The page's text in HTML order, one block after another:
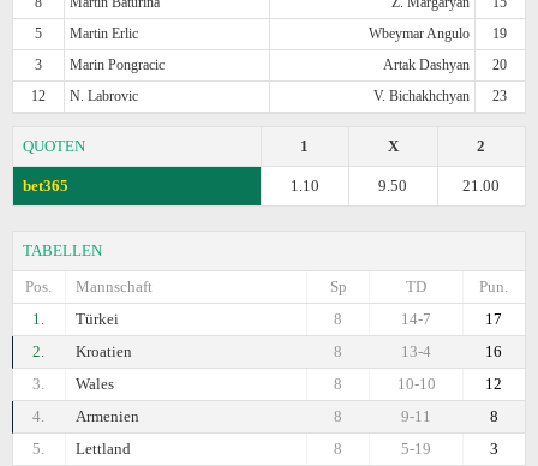
5
Martin Erlic Wbeymar Angulo
19
3
Marin Pongracic Artak Dashyan
20
12
N. Labrovic V. Bichakhchyan 23
QUOTEN 2
X
1
bet365 21.00
9.50
1.10
TABELLEN
Pos.
Mannschaft Pun.
TD
Sp
1.
Türkei 17
14-7
8
2.
Kroatien 16
13-4
8
3.
Wales 12
10-10
8
4.
Armenien 8
9-11
8
5.
Lettland 3
5-19
8